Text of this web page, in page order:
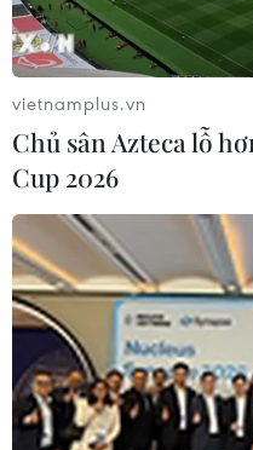
Chương trình
truyền thống Bộ
21/12/2019 15:01
Chương trình nghệ thuật
chúng tôi lên đường,”
và “Quân đội ta trung
vietnamplus.vn
Chủ sân Azteca lỗ
Cup 2026